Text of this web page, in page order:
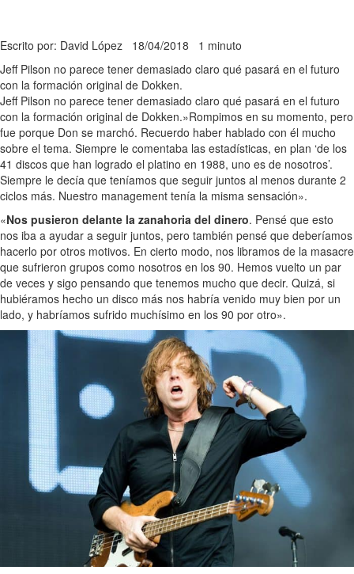
Escrito por: David López 18/04/2018 1 minuto
Jeff Pilson no parece tener demasiado claro qué pasará en el futuro
con la formación original de Dokken.
Jeff Pilson no parece tener demasiado claro qué pasará en el futuro
con la formación original de Dokken.»Rompimos en su momento, pero
fue porque Don se marchó. Recuerdo haber hablado con él mucho
sobre el tema. Siempre le comentaba las estadísticas, en plan ‘de los
41 discos que han logrado el platino en 1988, uno es de nosotros’.
Siempre le decía que teníamos que seguir juntos al menos durante 2
ciclos más. Nuestro management tenía la misma sensación».
«Nos pusieron delante la zanahoria del dinero. Pensé que esto
nos iba a ayudar a seguir juntos, pero también pensé que deberíamos
hacerlo por otros motivos. En cierto modo, nos libramos de la masacre
que sufrieron grupos como nosotros en los 90. Hemos vuelto un par
de veces y sigo pensando que tenemos mucho que decir. Quizá, si
hubiéramos hecho un disco más nos habría venido muy bien por un
lado, y habríamos sufrido muchísimo en los 90 por otro».